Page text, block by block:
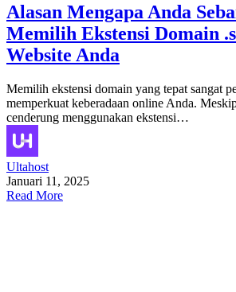
Alasan Mengapa Anda
Memilih Ekstensi Domain
Website Anda
Memilih ekstensi domain yang tepat sangat
memperkuat keberadaan online Anda.
cenderung menggunakan ekstensi…
Ultahost
Januari 11, 2025
Read More